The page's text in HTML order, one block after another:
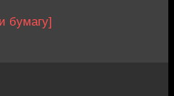
бумагу]